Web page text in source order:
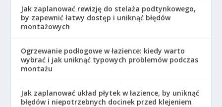
Jak zaplanować rewizję do stelaża podtynkowego,
by zapewnić łatwy dostęp i uniknąć błędów
montażowych
Ogrzewanie podłogowe w łazience: kiedy warto
wybrać i jak uniknąć typowych problemów podczas
montażu
Jak zaplanować układ płytek w łazience, by uniknąć
błędów i niepotrzebnych docinek przed klejeniem